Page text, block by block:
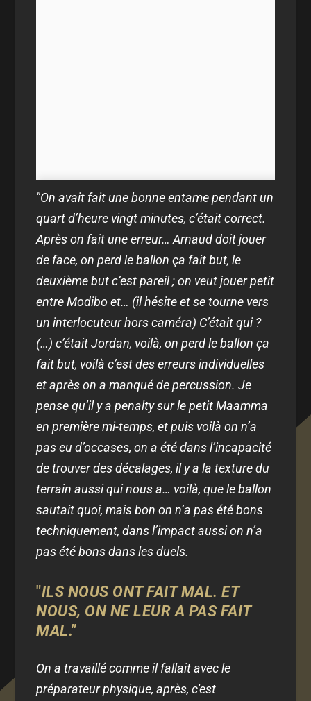
"On avait fait une bonne entame pendant un
quart d’heure vingt minutes, c’était correct.
Après on fait une erreur… Arnaud doit jouer
de face, on perd le ballon ça fait but, le
deuxième but c’est pareil ; on veut jouer petit
entre Modibo et… (il hésite et se tourne vers
un interlocuteur hors caméra) C’était qui ?
(…) c’était Jordan, voilà, on perd le ballon ça
fait but, voilà c’est des erreurs individuelles
et après on a manqué de percussion. Je
pense qu’il y a penalty sur le petit Maamma
en première mi-temps, et puis voilà on n’a
pas eu d’occases, on a été dans l’incapacité
de trouver des décalages, il y a la texture du
terrain aussi qui nous a… voilà, que le ballon
sautait quoi, mais bon on n’a pas été bons
techniquement, dans l’impact aussi on n’a
pas été bons dans les duels.
"ILS NOUS ONT FAIT MAL. ET
NOUS, ON NE LEUR A PAS FAIT
MAL."
On a travaillé comme il fallait avec le
préparateur physique, après, c'est